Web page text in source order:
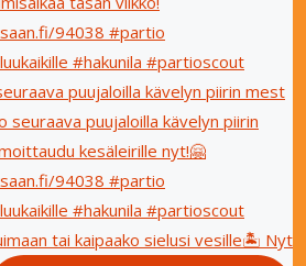
puujaloilla kävelyn piirin mest
tai kaipaako sielusi vesille🏝 Nyt